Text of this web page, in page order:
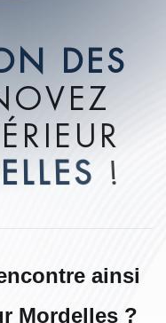
N DES
OVEZ
É RIEUR
ELLES !
ainsi
Mordelles ?